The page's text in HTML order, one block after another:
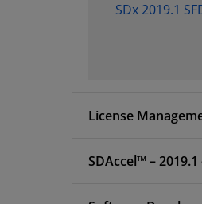
SDx 2019.1
SDAccel™ –